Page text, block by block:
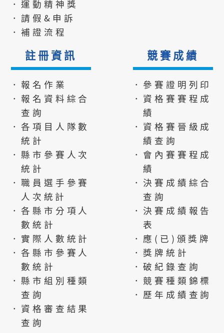
．運動精神獎
．請假&申訴
．補證流程
註冊資訊
．報名作業
．報名資料綜合
查詢
．各項目人隊數
統計
．縣市參賽人次
統計
．職員選手參賽
人次統計
．各縣市分項人
數統計
．實際人數統計
．各縣市參賽人
數統計
．縣市組別種類
查詢
．資格審查結果
查詢
競賽成績
．參賽證明列印
．資格賽賽程成
績
．資格賽晉級成
績查詢
．會內賽賽程成
績
．決賽成績綜合
查詢
．決賽成績報告
表
．應(已)頒獎牌
．獎牌統計
．破紀錄查詢
．競賽種類錦標
．歷年成績查詢